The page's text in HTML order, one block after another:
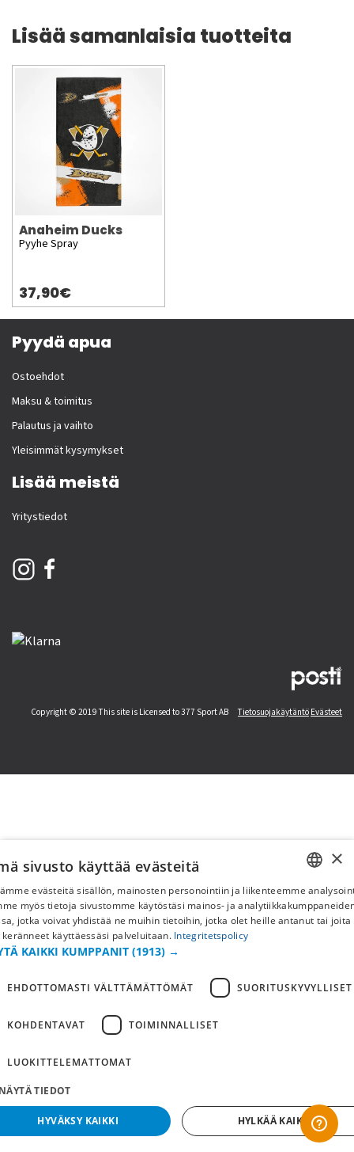
Lisää samanlaisia tuotteita
Anaheim Ducks
Pyyhe Spray
37,90€
Pyydä apua
Ostoehdot
Maksu & toimitus
Palautus ja vaihto
Yleisimmät kysymykset
Lisää meistä
Yritystiedot
Copyright © 2019 This site is Licensed to 377 Sport AB Tietosuojakäytäntö Evästeet
FI
×
sivusto käyttää evästeitä
evästeitä sisällön, mainosten personointiin ja liikenteemme
myös tietoja sivustomme käytöstäsi mainos- ja
jotka voivat yhdistää ne muihin tietoihin, jotka olet heille antanut tai joita
keränneet käyttäessäsi palveluitaan. Integritetspolicy
KAIKKI KUMPPANIT (1913) →
EHDOTTOMASTI VÄLTTÄMÄTTÖMÄT SUORITUSKYVYLLISET
KOHDENTAVAT TOIMINNALLISET
LUOKITTELEMATTOMAT
TIEDOT
HYVÄKSY KAIKKI HYLKÄÄ KAIKKI